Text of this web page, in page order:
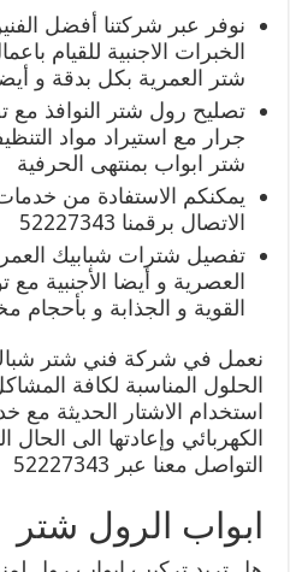
نوفر عبر شركتنا أفضل
الخبرات الاجنبية للقيام
شتر العمرية بكل بدقة و
تصليح رول شتر النوافذ مع
جرار مع استيراد مواد
شتر ابواب بمنتهى الحرفية
يمكنكم الاستفادة من
الاتصال برقمنا 52227343
تفصيل شترات شبابيك
العصرية و أيضا الأجنبية مع
القوية و الجذابة و بأحجام
نعمل في شركة فني شتر شباك
الحلول المناسبة لكافة
استخدام الاشتار الحديثة مع
الكهربائي وإعادتها الى الحال
التواصل معنا عبر 52227343
ابواب الرول شتر